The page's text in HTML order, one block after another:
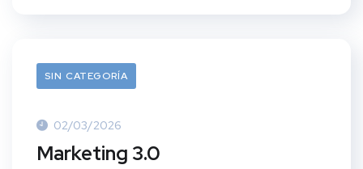
SIN CATEGORÍA
02/03/2026
Marketing 3.0